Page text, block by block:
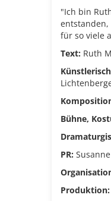
"Ich bin
für so viele
Text: Ruth
Bühne,
PR:
Produktion: